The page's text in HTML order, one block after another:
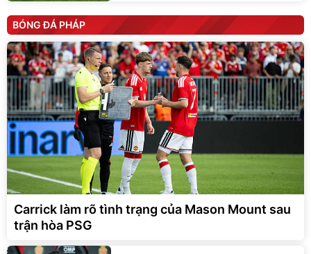
BÓNG ĐÁ PHÁP
Carrick làm rõ tình trạng của Mason Mount sau
trận hòa PSG